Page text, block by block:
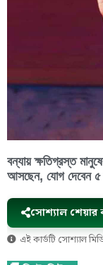
বন্যায় ক্ষতিগ্রস্ত
আসছেন, যোগ দেবেন ৫
সোশ্যাল শেয়ার
এই কার্ডটি সোশ্যাল